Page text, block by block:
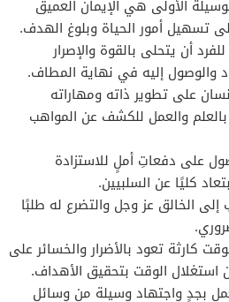
الأولى هي الإيمان العميق
تسهيل أمور الحياة وبلوغ الهدف.
للفرد أن يتحلى بالقوة والإصرار
والوصول إليه في نهاية المطاف.
على تطوير ذاته ومهاراته
بالعلم والعمل للكشف عن المواهب
على دفعاتِ أملٍ للاستزادة
كليًا عن السلبيين.
إلى الخالق عز وجل والتضرع له طلبًا
كارثة تعود بالأضرار والخسائر على
استغلال الوقت بتحقيق الأهداف.
بجدٍ واجتهاد وسيلة من وسائل